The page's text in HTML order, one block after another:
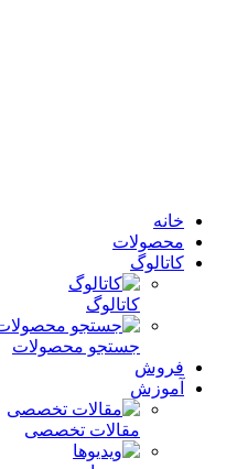
خانه
محصولات
کاتالوگ
کاتالوگ
جستجو محصولات
فروش
آموزش
مقالات تخصصی